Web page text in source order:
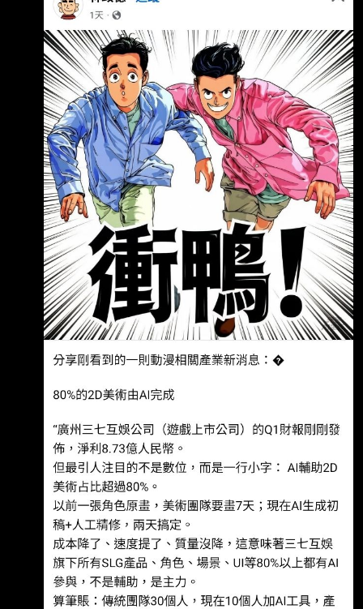
公司）的Q1財報剛剛發佈，淨利8.73億人民
幣。 但最引人注目的不是數位，而是一行小
字： AI輔助2D美術占比超過80%。 以前一張角
色原畫，美術團隊要畫7天；現在AI生成初稿+人
工精修，兩天搞定。 成本降了、速度提了、質
量沒降，這意味著三七互娛旗下所有SLG產品、
角色、場景、UI 等80%以上都有AI參與，不是
輔助，是主力。 算筆賬：傳